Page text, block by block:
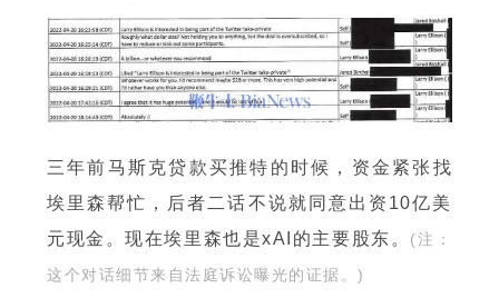
三年前马斯克贷款买推特的时候，资金紧张找
埃里森帮忙，后者二话不说就同意出资10亿美
元现金。现在埃里森也是xAI的主要股东。 (注：
这个对话细节来自法庭诉讼曝光的证据。)